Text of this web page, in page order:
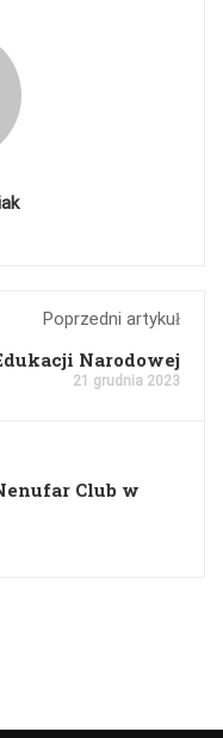
Poprzedni artykuł
Narodowej
21 grudnia 2023
Club w